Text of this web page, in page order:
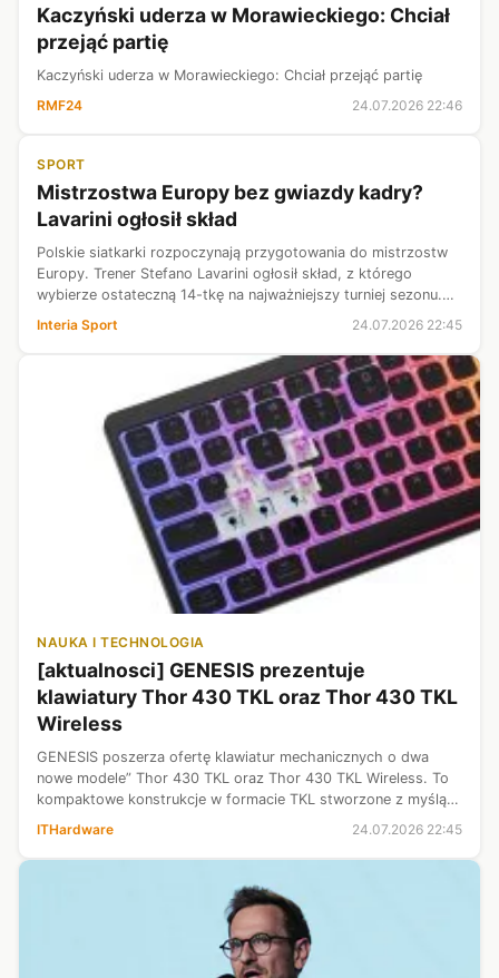
Kaczyński uderza w Morawieckiego: Chciał
przejąć partię
Kaczyński uderza w Morawieckiego: Chciał przejąć partię
RMF24
24.07.2026 22:46
SPORT
Mistrzostwa Europy bez gwiazdy kadry?
Lavarini ogłosił skład
Polskie siatkarki rozpoczynają przygotowania do mistrzostw
Europy. Trener Stefano Lavarini ogłosił skład, z którego
wybierze ostateczną 14-tkę na najważniejszy turniej sezonu.
Do zajęć wraca Martyna Czyrniańska, którą kontuzja
wykluczyła z występów w...
Interia Sport 24.07.2026 22:45
NAUKA I TECHNOLOGIA
[aktualnosci] GENESIS prezentuje
klawiatury Thor 430 TKL oraz Thor 430 TKL
Wireless
GENESIS poszerza ofertę klawiatur mechanicznych o dwa
nowe modele” Thor 430 TKL oraz Thor 430 TKL Wireless. To
kompaktowe konstrukcje w formacie TKL stworzone z myślą o
ITHardware 24.07.2026 22:45